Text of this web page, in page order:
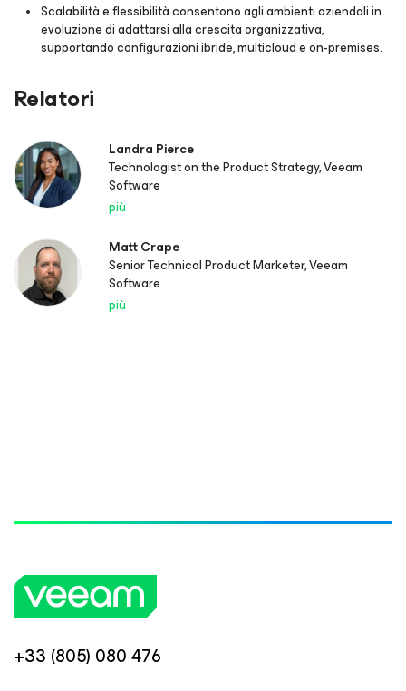
Scalabilità e flessibilità consentono agli ambienti aziendali in
evoluzione di adattarsi alla crescita organizzativa,
supportando configurazioni ibride, multicloud e on-premises.
Relatori
Landra Pierce
Technologist on the Product Strategy, Veeam
Software
più
Matt Crape
Senior Technical Product Marketer, Veeam
Software
più
+33 (805) 080 476